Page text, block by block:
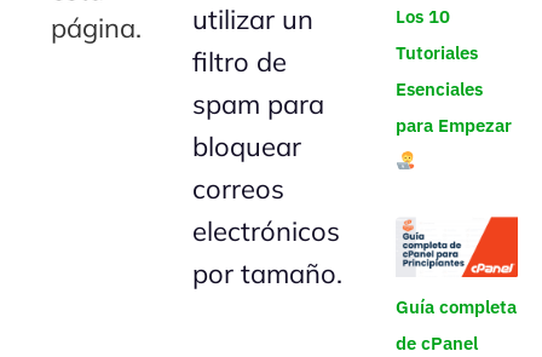
página.
utilizar un
filtro de
spam para
bloquear
correos
electrónicos
por tamaño.
Los 10
Tutoriales
Esenciales
para Empezar
Guía completa
de cPanel